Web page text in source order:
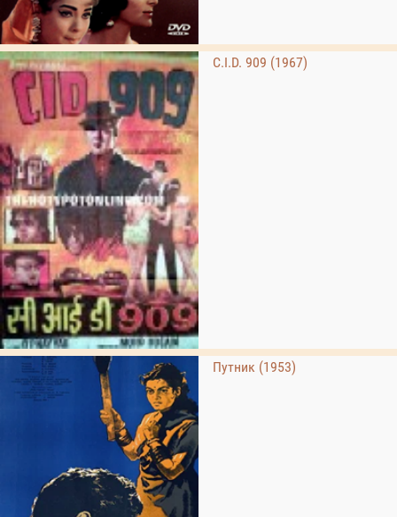
C.I.D. 909 (1967)
Путник (1953)